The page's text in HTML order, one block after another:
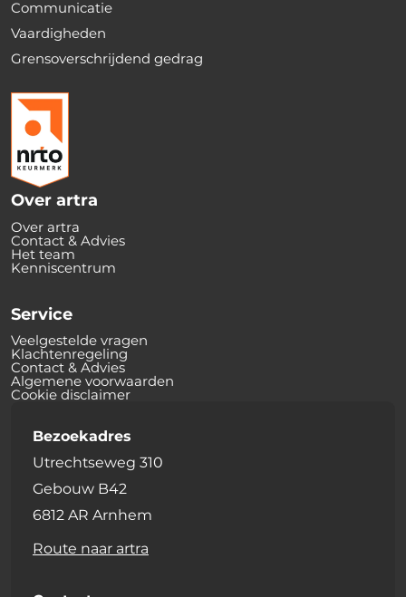
Communicatie
Vaardigheden
Grensoverschrijdend gedrag
Over artra
Over artra
Contact & Advies
Het team
Kenniscentrum
Service
Veelgestelde vragen
Klachtenregeling
Contact & Advies
Algemene voorwaarden
Cookie disclaimer
Bezoekadres
Utrechtseweg 310
Gebouw B42
6812 AR Arnhem
Route naar artra